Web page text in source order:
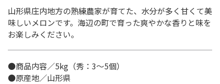
山形県庄内地方の熟練農家が育てた、水分が多く甘くて美
味しいメロンです。海辺の町で育った爽やかな香りと味を
お楽しみください。
●商品内容／5kg（秀：3～5個）
●原産地／山形県